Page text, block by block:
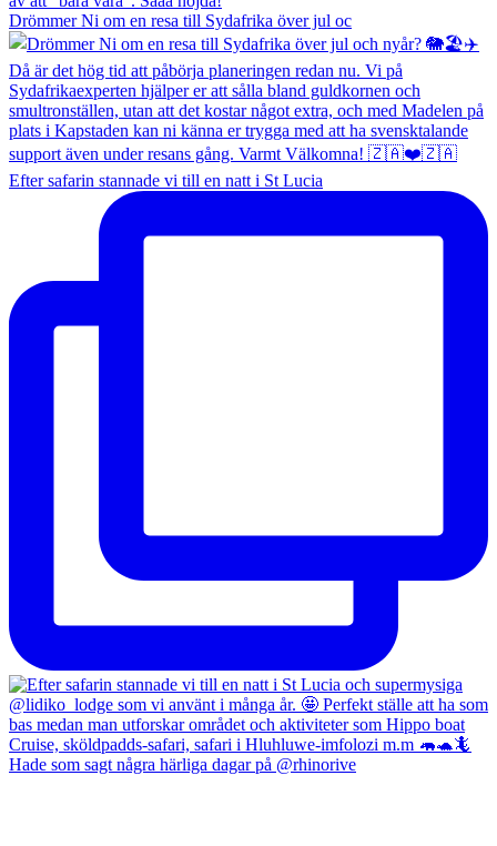
Drömmer Ni om en resa till Sydafrika över jul oc
Efter safarin stannade vi till en natt i St Lucia
Hade som sagt några härliga dagar på @rhinorive